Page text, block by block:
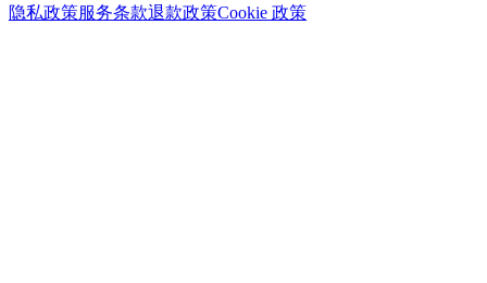
隐私政策服务条款退款政策Cookie 政策